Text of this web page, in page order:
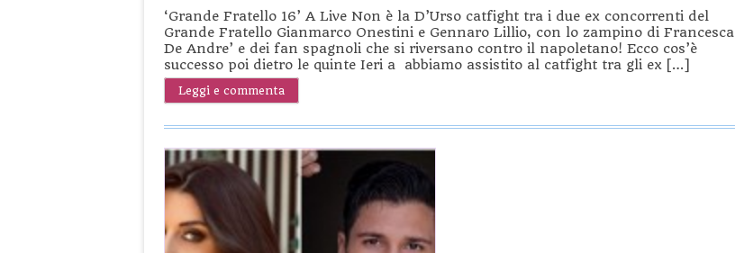
‘Grande Fratello 16’ A Live Non è la D’Urso catfight tra i due ex concorrenti del
Grande Fratello Gianmarco Onestini e Gennaro Lillio, con lo zampino di Francesca
De Andre’ e dei fan spagnoli che si riversano contro il napoletano! Ecco cos’è
successo poi dietro le quinte Ieri a abbiamo assistito al catfight tra gli ex […]
Leggi e commenta